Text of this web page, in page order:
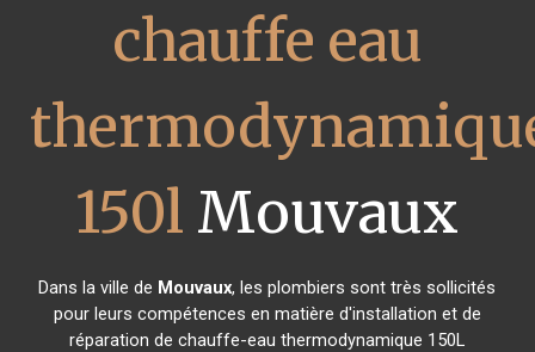
chauffe eau
150l Mouvaux
Dans la ville de Mouvaux, les plombiers sont très sollicités
pour leurs compétences en matière d'installation et de
réparation de chauffe-eau thermodynamique 150L